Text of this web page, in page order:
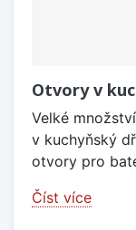
Otvory v
Velké
v kuchyňský
otvory pro
Číst více